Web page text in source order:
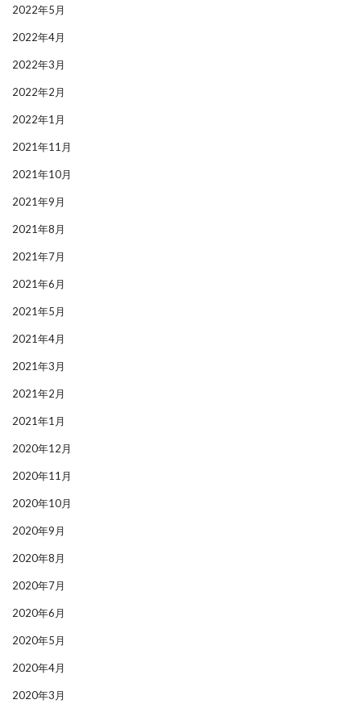
2022年5月
2022年4月
2022年3月
2022年2月
2022年1月
2021年11月
2021年10月
2021年9月
2021年8月
2021年7月
2021年6月
2021年5月
2021年4月
2021年3月
2021年2月
2021年1月
2020年12月
2020年11月
2020年10月
2020年9月
2020年8月
2020年7月
2020年6月
2020年5月
2020年4月
2020年3月